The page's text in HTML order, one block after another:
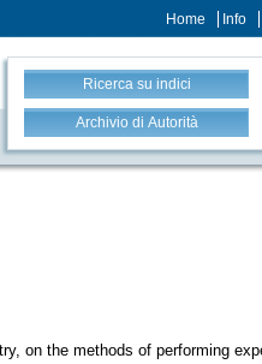
Home Info
Ricerca su indici
Archivio di Autorità